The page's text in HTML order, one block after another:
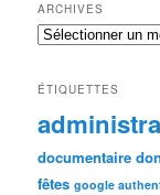
ARCHIVES
Archives
ÉTIQUETTES
documentaire
fêtes google